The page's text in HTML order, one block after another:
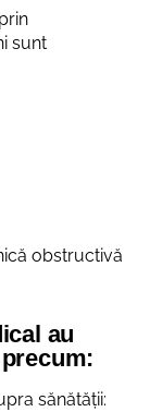
sunt
obstructivă
au
sănătății: